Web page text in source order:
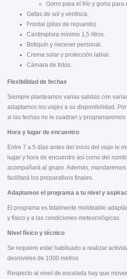
Gorro para el frío y gorra para
Gafas de sol y ventisca.
Frontal (pilas de repuesto).
Cantimplora mínimo 1,5 litros.
Botiquín y neceser personal.
Crema solar y protección labial.
Cámara de fotos.
Flexibilidad de fechas
Siempre planteamos varias salidas con
adaptamos los viajes a su disponibilidad.
si las fechas no le cuadran y
Hora y lugar de encuentro
Entre 7 a 5 días antes del inicio del viaje le
lugar y hora de encuentro así como del
acompañará al grupo. Además,
facilitará los preparativos finales.
Adaptamos el programa a tu nivel y
El programa es totalmente moldeable
y físico y a las condiciones meteorológicas.
Nivel físico y técnico
Se requiere estar habituado a realizar
desniveles de 1000 metros
Respecto al nivel de escalada hay que